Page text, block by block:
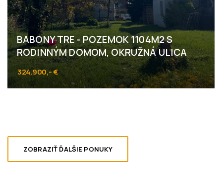
BABONY TRE - POZEMOK 1104M2 S
RODINNÝM DOMOM, OKRUŽNÁ ULICA
324.900,- €
ZOBRAZIŤ ĎALŠIE PONUKY